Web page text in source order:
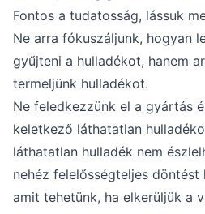
Fontos a tudatosság, lássuk
Ne arra fókuszáljunk, hogyan
gyűjteni a hulladékot, hanem
termeljünk hulladékot.
Ne feledkezzünk el a gyártás
keletkező láthatatlan
láthatatlan hulladék nem
nehéz felelősségteljes
amit tehetünk, ha elkerüljük a